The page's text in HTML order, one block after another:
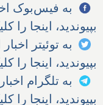
به فیس‌بوک
بپیوندید، اینجا را
به توئیتر
بپیوندید، اینجا را
به تلگرام
بپیوندید، اینجا را